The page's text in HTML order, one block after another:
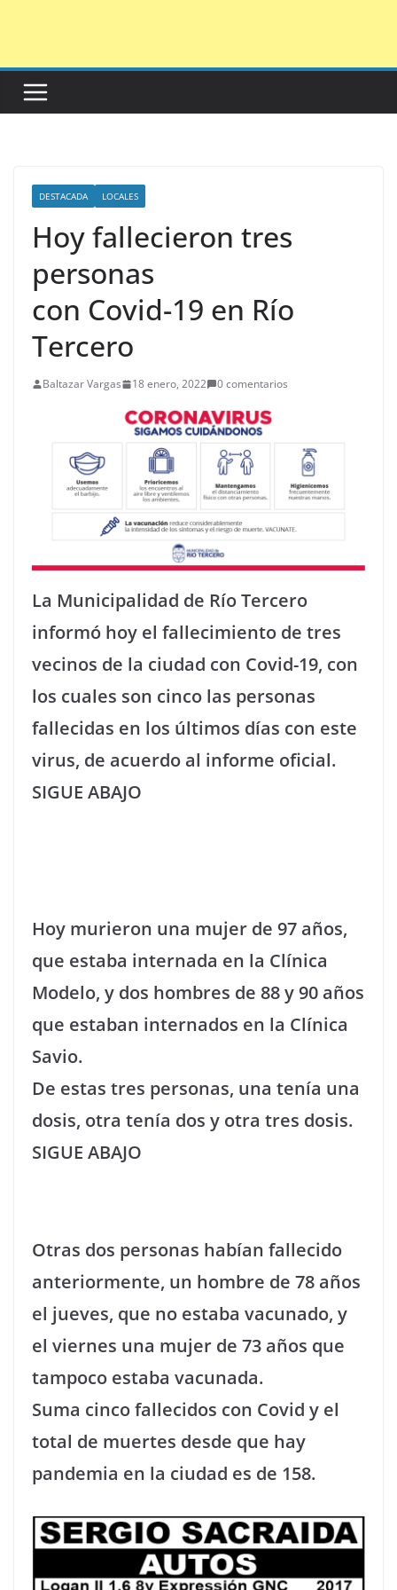
DESTACADA LOCALES
Hoy fallecieron tres
personas
con Covid-19 en Río
Tercero
Baltazar Vargas 18 enero, 2022 0 comentarios
La Municipalidad de Río Tercero
informó hoy el fallecimiento de tres
vecinos de la ciudad con Covid-19, con
los cuales son cinco las personas
fallecidas en los últimos días con este
virus, de acuerdo al informe oficial.
SIGUE ABAJO
Hoy murieron una mujer de 97 años,
que estaba internada en la Clínica
Modelo, y dos hombres de 88 y 90 años
que estaban internados en la Clínica
Savio.
De estas tres personas, una tenía una
dosis, otra tenía dos y otra tres dosis.
SIGUE ABAJO
Otras dos personas habían fallecido
anteriormente, un hombre de 78 años
el jueves, que no estaba vacunado, y
el viernes una mujer de 73 años que
tampoco estaba vacunada.
Suma cinco fallecidos con Covid y el
total de muertes desde que hay
pandemia en la ciudad es de 158.